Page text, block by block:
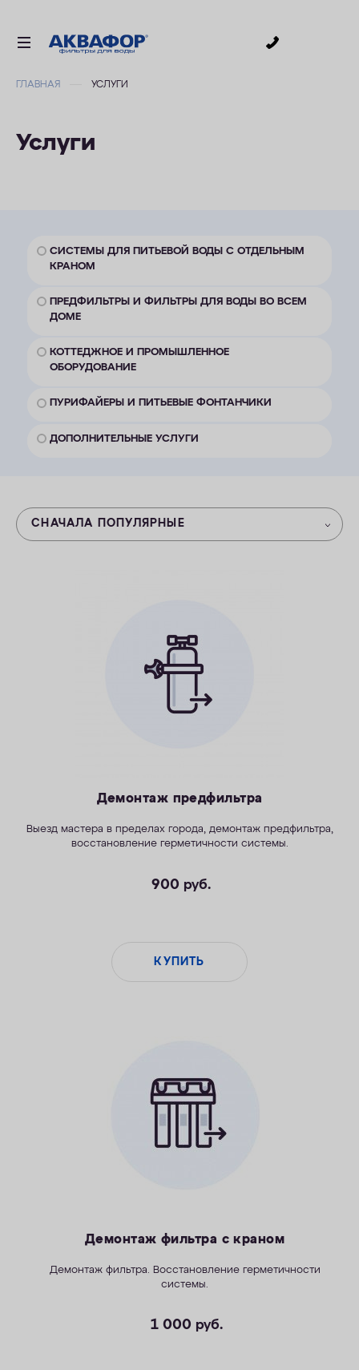
ДЛЯ ВАННОЙ
АКЦИИ
ДОСТАВКА
УСЛУГИ
КОНТАКТЫ
ГЛАВНАЯ УСЛУГИ
Услуги
СИСТЕМЫ ДЛЯ ПИТЬЕВОЙ ВОДЫ С ОТДЕЛЬНЫМ
КРАНОМ
ПРЕДФИЛЬТРЫ И ФИЛЬТРЫ ДЛЯ ВОДЫ ВО ВСЕМ
ДОМЕ
КОТТЕДЖНОЕ И ПРОМЫШЛЕННОЕ
ОБОРУДОВАНИЕ
ПУРИФАЙЕРЫ И ПИТЬЕВЫЕ ФОНТАНЧИКИ
ДОПОЛНИТЕЛЬНЫЕ УСЛУГИ
СНАЧАЛА ПОПУЛЯРНЫЕ
Демонтаж предфильтра
Выезд мастера в пределах города, демонтаж предфильтра,
восстановление герметичности системы.
900 руб.
КУПИТЬ
Демонтаж фильтра с краном
Демонтаж фильтра. Восстановление герметичности
системы.
1 000 руб.